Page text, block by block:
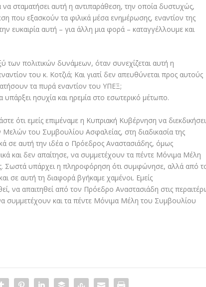
σταματήσει αυτή η αντιπαράθεση, την οποία δυστυχώς,
που εξασκούν τα φιλικά μέσα ενημέρωσης, εναντίον της
ευκαιρία αυτή – για άλλη μια φορά – καταγγέλλουμε και
των πολιτικών δυνάμεων, όταν συνεχίζεται αυτή η
του κ. Κοτζιά; Και γιατί δεν απευθύνεται προς αυτούς
τα πυρά εναντίον του ΥΠΕΞ;
ησυχία και ηρεμία στο εσωτερικό μέτωπο.
ότι εμείς επιμέναμε η Κυπριακή Κυβέρνηση να διεκδικήσει
Μελών του Συμβουλίου Ασφαλείας, στη διαδικασία της
σε αυτή την ιδέα ο Πρόεδρος Αναστασιάδης, όμως
και δεν απαίτησε, να συμμετέχουν τα πέντε Μόνιμα Μέλη
Σωστά υπάρχει η πληροφόρηση ότι συμφώνησε, αλλά από
σε αυτή τη διαφορά βγήκαμε χαμένοι. Εμείς
να απαιτηθεί από τον Πρόεδρο Αναστασιάδη στις
συμμετέχουν και τα πέντε Μόνιμα Μέλη του Συμβουλίου